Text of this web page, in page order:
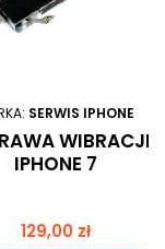
SERWIS IPHONE
WIBRACJI
IPHONE 7
Cena
129,00 zł